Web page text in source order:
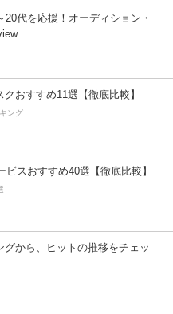
20代を応援！オーディション・
おすすめ11選【徹底比較】
ング
ビスおすすめ40選【徹底比較】
グから、ヒットの推移をチェッ